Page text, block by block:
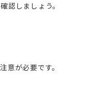
認しましょう。
意が必要です。